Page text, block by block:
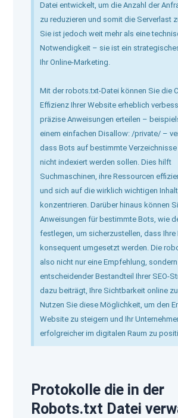
Datei entwickelt, um die Anzahl der
zu reduzieren und somit die Serverlast
Sie ist jedoch weit mehr als eine
Notwendigkeit – sie ist ein
Ihr Online-Marketing.
Mit der robots.txt-Datei können Sie die
Effizienz Ihrer Website erheblich
präzise Anweisungen erteilen –
einem einfachen Disallow: /private/ –
dass Bots auf bestimmte
nicht indexiert werden sollen. Dies hilft
Suchmaschinen, ihre Ressourcen
und sich auf die wirklich wichtigen
konzentrieren. Darüber hinaus können
Anweisungen für bestimmte Bots, wie
festlegen, um sicherzustellen, dass Ihre
konsequent umgesetzt werden. Die
also nicht nur eine Empfehlung, sondern
entscheidender Bestandteil Ihrer SEO-
dazu beiträgt, Ihre Sichtbarkeit online
Nutzen Sie diese Möglichkeit, um den
Website zu steigern und Ihr
erfolgreicher im digitalen Raum zu
Protokolle die in der
Robots.txt Datei